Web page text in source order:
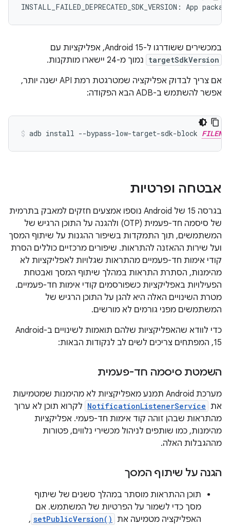
במכשירים ששודרגו ל-Android 15, אפליקציות עם
targetSdkVersion נמוך מ-24 יישארו מותקנות.
אם צריך לבדוק אפליקציה שמטרגטת רמת API ישנה יותר,
אפשר להשתמש ב-ADB הבא הפקודה:
adb install --bypass-low-target-sdk-block
אבטחה ופרטיות
בגרסה 15 של Android נוספו אמצעים חזקים למאבק בתרמית
של סיסמה חד-פעמית (OTP) ולהגנה על התוכן הרגיש של
המשתמשים, תוך התמקדות בשיפור ההגנות על שיתוף המסך
ועל שירות ההאזנה להתראות. שיפורים מרכזיים כוללים הסרת
קודי אימות חד-פעמיים מהתראות שגלויות לאפליקציות לא
מהימנות, הסתרת התראות במהלך שיתוף המסך ואבטחת
הפעילויות באפליקציות כשפורסמים קודי אימות חד-פעמיים.
מטרת השינויים האלה היא להגן על התוכן הרגיש של
המשתמשים מפני גורמים לא מורשים.
כדי לוודא שהאפליקציות שלהם תואמות לשינויים ב-Android
15, המפתחים צריכים לשים לב לנקודות הבאות:
השמטת סיסמה חד-פעמית
מערכת Android תמנע מאפליקציות לא מהימנות שמטמיעות
את NotificationListenerService לקרוא תוכן לא ערוך
מהתראות שבהן זוהה קוד אימות חד-פעמי. אפליקציות
מהימנות, כמו שותפים לניהול מכשירי נלווים, פטורות
מההגבלות האלה.
הגנה על שיתוף המסך
תוכן ההתראות מוסתר במהלך סשנים של שיתוף
מסך כדי לשמור על הפרטיות של המשתמש. אם
האפליקציה מטמיעה את setPublicVersion()
,